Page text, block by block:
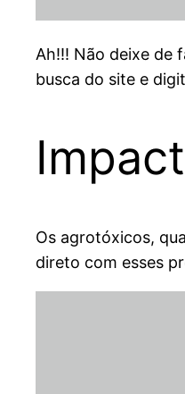
Ah!!! Não deixe de
busca do site e
Os agrotóxicos,
direto com esses